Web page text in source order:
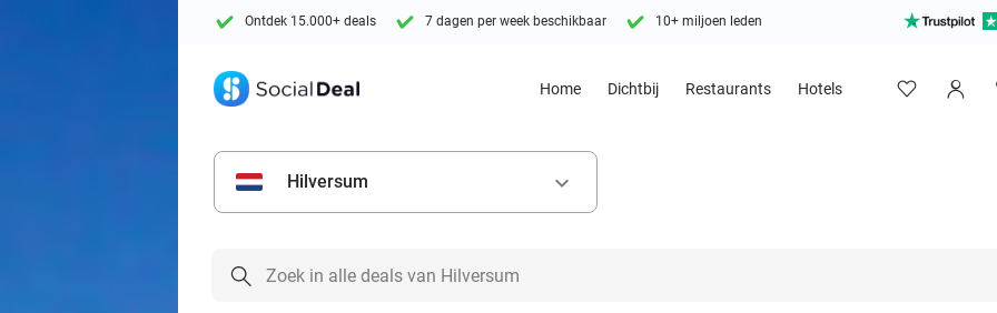
Ontdek 15.000+ deals 7 dagen per week beschikbaar 10+ miljoen leden
Home Dichtbij Restaurants Hotels
Hilversum keyboard_arrow_down